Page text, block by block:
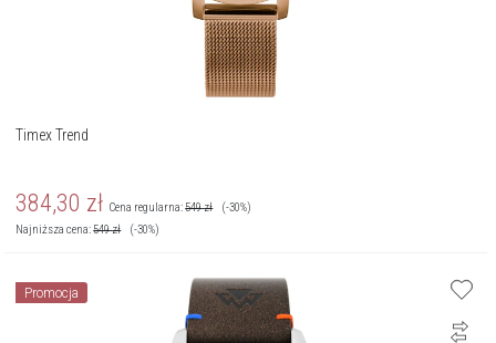
Timex Trend
384,30 zł Cena regularna:549zł
(-30%)
Najniższa cena:549zł (-30%)
Promocja